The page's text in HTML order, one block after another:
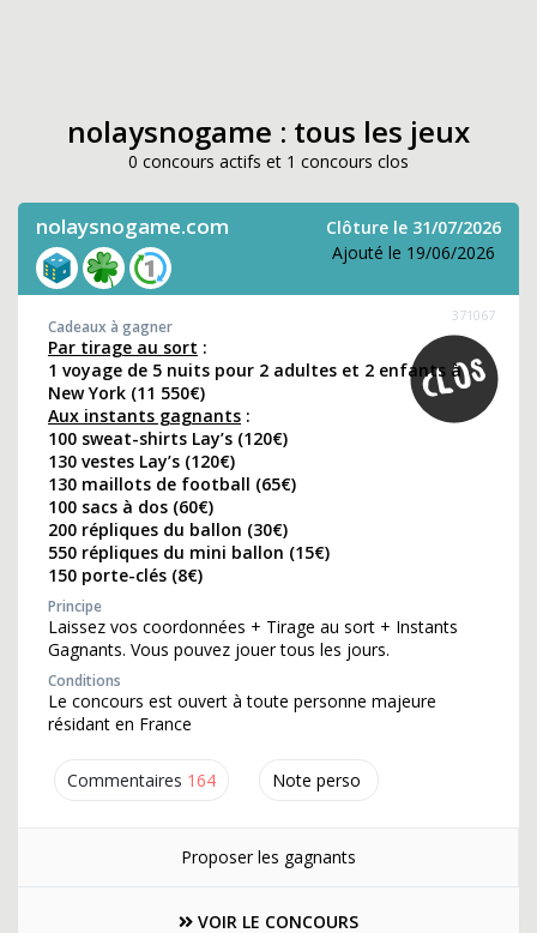
nolaysnogame : tous les jeux
0 concours actifs et 1 concours clos
nolaysnogame.com
Clôture le 31/07/2026
Ajouté le 19/06/2026
Commentaires 164 Note perso
371067
Cadeaux à gagner
Par tirage au sort :
1 voyage de 5 nuits pour 2 adultes et 2 enfants à
New York (11 550€)
Aux instants gagnants :
100 sweat-shirts Lay’s (120€)
130 vestes Lay’s (120€)
130 maillots de football (65€)
100 sacs à dos (60€)
200 répliques du ballon (30€)
550 répliques du mini ballon (15€)
150 porte-clés (8€)
Principe
Laissez vos coordonnées + Tirage au sort + Instants
Gagnants. Vous pouvez jouer tous les jours.
Conditions
Le concours est ouvert à toute personne majeure
résidant en France
Proposer les gagnants
VOIR LE CONCOURS